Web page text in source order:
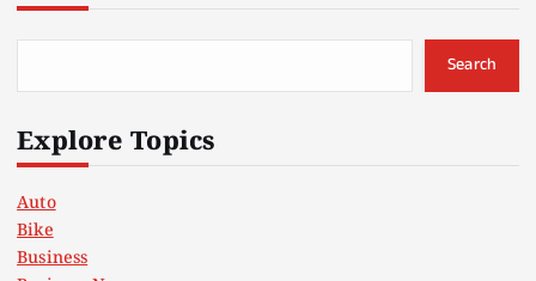
Search
Explore Topics
Auto
Bike
Business